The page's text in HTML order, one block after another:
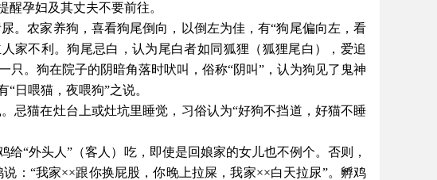
孕妇及其丈夫不要前往。
。农家养狗，喜看狗尾倒向，以倒左为佳，有“狗尾偏向左，看
家不利。狗尾忌白，认为尾白者如同狐狸（狐狸尾白），爱追
。狗在院子的阴暗角落时吠叫，俗称“阴叫”，认为狗见了鬼神
日喂猫，夜喂狗”之说。
忌猫在灶台上或灶坑里睡觉，习俗认为“好狗不挡道，好猫不睡
“外头人”（客人）吃，即使是回娘家的女儿也不例个。否则，
：“我家××跟你换屁股，你晚上拉屎，我家××白天拉尿”。孵鸡